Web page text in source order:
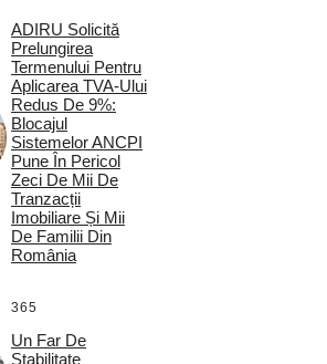
ADIRU Solicită
Prelungirea
Termenului Pentru
Aplicarea TVA-Ului
Redus De 9%:
Blocajul
Sistemelor ANCPI
Pune În Pericol
Zeci De Mii De
Tranzacții
Imobiliare Și Mii
De Familii Din
România
365
Un Far De
Stabilitate